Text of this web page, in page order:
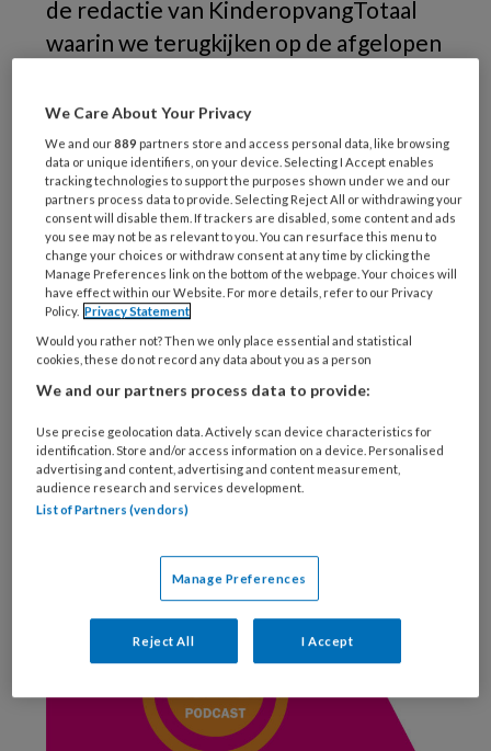
de redactie van KinderopvangTotaal
waarin we terugkijken op de afgelopen
artikel over het gevaar van elk kind
altijd maar exact hetzelfde willen
behandelen, een poll over het gebruik
van verkleinwoordjes bij kinderen en
de term 'quiet quitting' - als
pedagogisch professional totaal
uitgecheckt zijn op je werk en wat je
als manager of collega in zo'n situatie
kunt doen.
Beluister hier de podcast!
We Care About Your Privacy
We and our889 partners store and access personal data, like browsing
data or unique identifiers, on your device. Selecting I Accept enables
tracking technologies to support the purposes shown under we and our
partners process data to provide. Selecting Reject All or withdrawing your
consent will disable them. If trackers are disabled, some content and ads
you see may not be as relevant to you. You can resurface this menu to
change your choices or withdraw consent at any time by clicking the
Manage Preferences link on the bottom of the webpage. Your choices will
have effect within our Website. For more details, refer to our Privacy
Policy. Privacy Statement
Would you rather not? Then we only place essential and statistical
cookies, these do not record any data about you as a person
We and our partners process data to provide:
Use precise geolocation data. Actively scan device characteristics for
identification. Store and/or access information on a device. Personalised
advertising and content, advertising and content measurement,
audience research and services development.
List of Partners (vendors)
Manage Preferences
Reject All I Accept